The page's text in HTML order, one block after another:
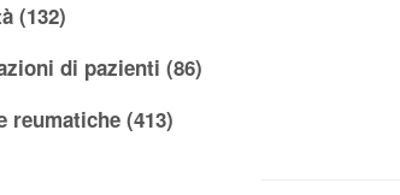
(132)
di pazienti (86)
reumatiche (413)